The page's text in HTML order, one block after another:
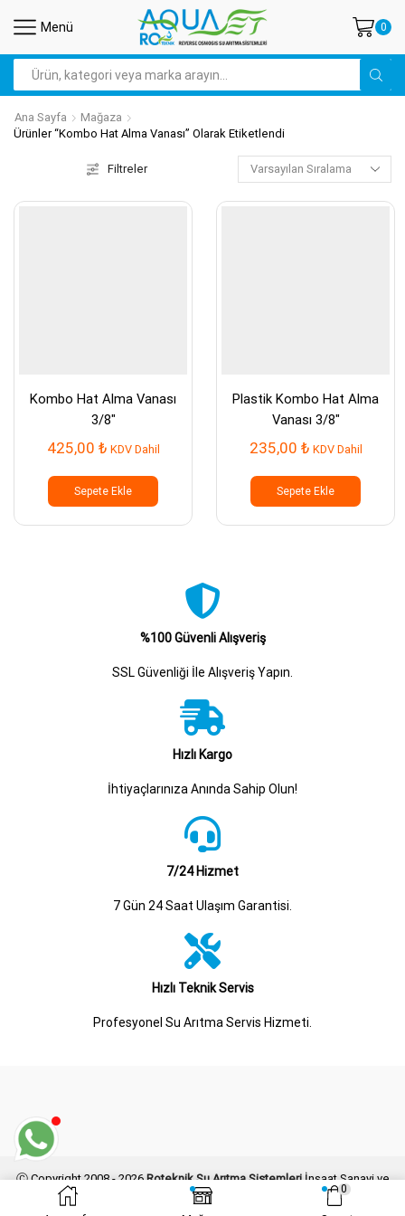
Menü 0
Arama
Ana Sayfa
Mağaza
Ürünler “kombo Hat Alma Vanası” Olarak Etiketlendi
Filtreler
Kombo Hat Alma Vanası
3/8″
425,00 ₺ KDV Dahil
Sepete Ekle
Plastik Kombo Hat Alma
Vanası 3/8″
235,00 ₺ KDV Dahil
Sepete Ekle
%100 Güvenli Alışveriş
SSL Güvenliği İle Alışveriş Yapın.
Hızlı Kargo
İhtiyaçlarınıza Anında Sahip Olun!
7/24 Hizmet
7 Gün 24 Saat Ulaşım Garantisi.
Hızlı Teknik Servis
Profesyonel Su Arıtma Servis Hizmeti.
Ⓒ Copyright 2008 - 2026Roteknik Su Arıtma Sistemleriİnşaat Sanayi ve
Ticaret Limited Şirketi Her Hakkı Saklıdır.
0